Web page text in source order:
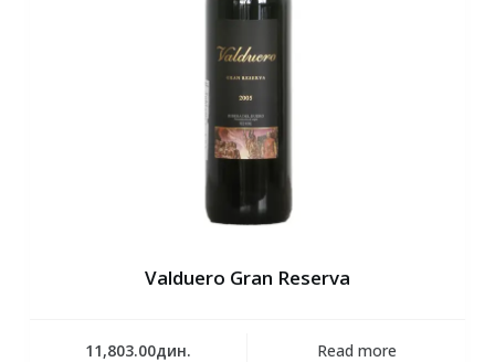
Valduero Gran Reserva
11,803.00дин. Read more